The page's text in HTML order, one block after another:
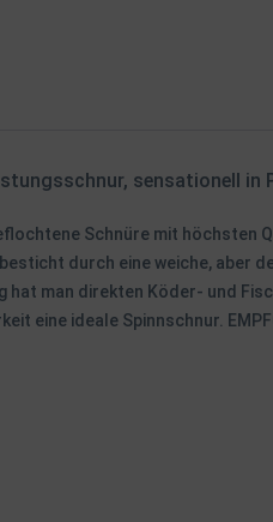
sensationell in
Schnüre mit
durch eine weiche, aber
man direkten Köder- und
ideale Spinnschnur.